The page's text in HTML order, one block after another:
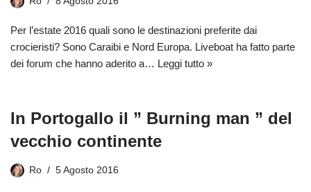
Per l’estate 2016 quali sono le destinazioni preferite dai
crocieristi? Sono Caraibi e Nord Europa. Liveboat ha fatto parte
dei forum che hanno aderito a… Leggi tutto »
In Portogallo il ” Burning man ” del
vecchio continente
Ro 5 Agosto 2016